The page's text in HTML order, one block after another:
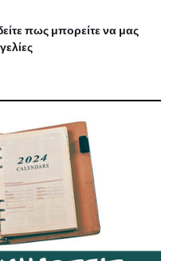
πως μπορείτε να μας